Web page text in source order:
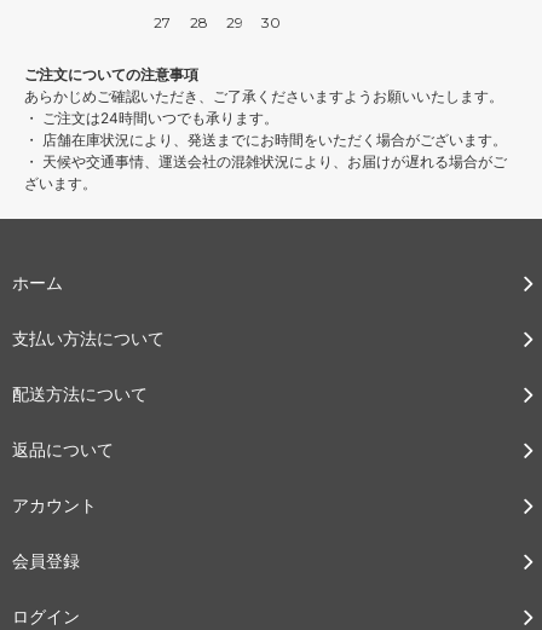
27
28 29 30
ご注文についての注意事項
あらかじめご確認いただき、ご了承くださいますようお願いいたします。
・ ご注文は24時間いつでも承ります。
・ 店舗在庫状況により、発送までにお時間をいただく場合がございます。
・ 天候や交通事情、運送会社の混雑状況により、お届けが遅れる場合がご
ざいます。
ホーム
支払い方法について
配送方法について
返品について
アカウント
会員登録
ログイン